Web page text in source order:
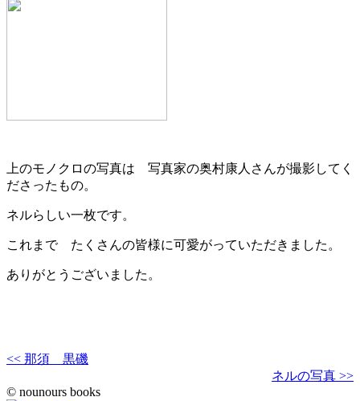
上のモノクロの写真は 写真家の奥村康人さんが撮影してく
ださったもの。
ネルらしい一枚です。
これまで たくさんの皆様に可愛がっていただきました。
ありがとうございました。
<< 那須 黒磯
ネルの写真 >>
© nounours books